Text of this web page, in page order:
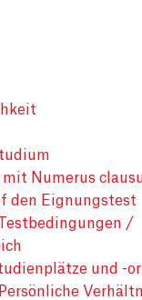
Numerus
den Eignungstest
/
und -